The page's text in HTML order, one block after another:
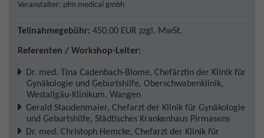
Veranstalter: pfm medical gmbh
Teilnahmegebühr: 450,00 EUR zzgl. MwSt.
Referenten / Workshop-Leiter:
Dr. med. Tina Cadenbach-Blome, Chefärztin der Klinik für
Gynäkologie und Geburtshilfe, Oberschwabenklinik,
Westallgäu-Klinikum, Wangen
Gerald Staudenmaier, Chefarzt der Klinik für Gynäkologie
und Geburtshilfe, Städtisches Krankenhaus Pirmasens
Dr. med. Christoph Hemcke, Chefarzt der Klinik für